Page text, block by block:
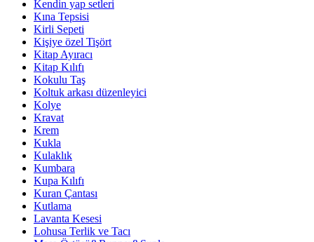
Kendin yap setleri
Kına Tepsisi
Kirli Sepeti
Kişiye özel Tişört
Kitap Ayıracı
Kitap Kılıfı
Kokulu Taş
Koltuk arkası düzenleyici
Kolye
Kravat
Krem
Kukla
Kulaklık
Kumbara
Kupa Kılıfı
Kuran Çantası
Kutlama
Lavanta Kesesi
Lohusa Terlik ve Tacı